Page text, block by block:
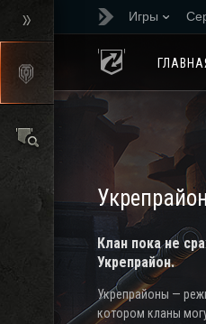
Игры
Укрепрайон
Клан пока не
Укрепрайон.
Укрепрайоны —
котором кланы